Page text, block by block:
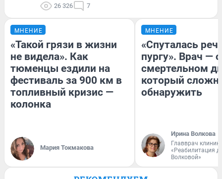
26 326 7
МНЕНИЕ
«Такой грязи в жизни
не видела». Как
тюменцы ездили на
фестиваль за 900 км в
топливный кризис —
колонка
Мария Токмакова
МНЕНИЕ
«Спуталась
пургу». Врач — о
смертельном
который
обнаружить
Ирина Волкова
Главврач
«Реабилитация
Волковой»